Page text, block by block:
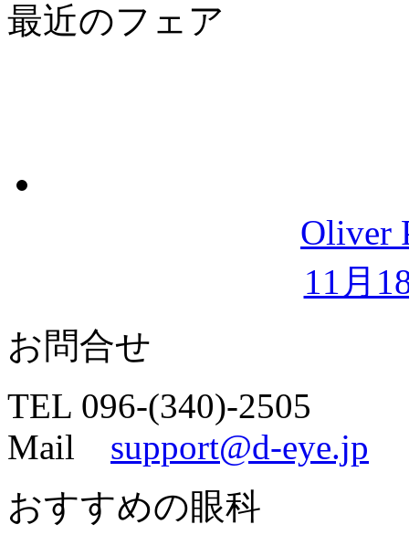
最近のフェア
Oliver
11月
お問合せ
TEL 096-(340)-2505
Mail support@d-eye.jp
おすすめの眼科